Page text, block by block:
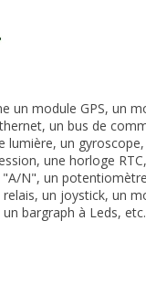
module GPS, un
un bus de
un
une horloge
N", un
un joystick, un
bargraph à Leds,